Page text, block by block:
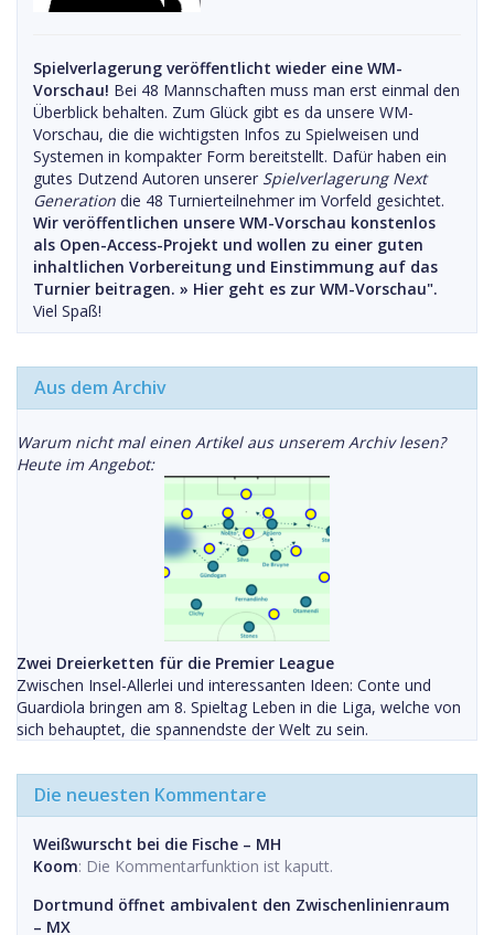
Spielverlagerung veröffentlicht wieder eine WM-
Vorschau! Bei 48 Mannschaften muss man erst einmal den
Überblick behalten. Zum Glück gibt es da unsere WM-
Vorschau, die die wichtigsten Infos zu Spielweisen und
Systemen in kompakter Form bereitstellt. Dafür haben ein
gutes Dutzend Autoren unserer Spielverlagerung Next
Generation die 48 Turnierteilnehmer im Vorfeld gesichtet.
Wir veröffentlichen unsere WM-Vorschau konstenlos
als Open-Access-Projekt und wollen zu einer guten
inhaltlichen Vorbereitung und Einstimmung auf das
Turnier beitragen. » Hier geht es zur WM-Vorschau".
Viel Spaß!
Aus dem Archiv
Warum nicht mal einen Artikel aus unserem Archiv lesen?
Heute im Angebot:
Zwei Dreierketten für die Premier League
Zwischen Insel-Allerlei und interessanten Ideen: Conte und
Guardiola bringen am 8. Spieltag Leben in die Liga, welche von
sich behauptet, die spannendste der Welt zu sein.
Die neuesten Kommentare
Weißwurscht bei die Fische – MH
Koom: Die Kommentarfunktion ist kaputt.
Dortmund öffnet ambivalent den Zwischenlinienraum
– MX